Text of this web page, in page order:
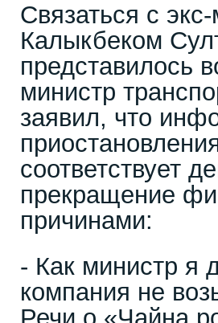
Связаться с
Калыкбеком
представилось
министр
заявил, что
соответствует
прекращение
причинами:
- Как министр я
компания не